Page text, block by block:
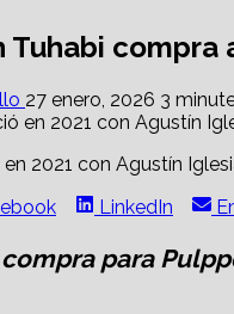
compra
27 enero, 2026 3
2021 con Agustín
Share
LinkedIn
para